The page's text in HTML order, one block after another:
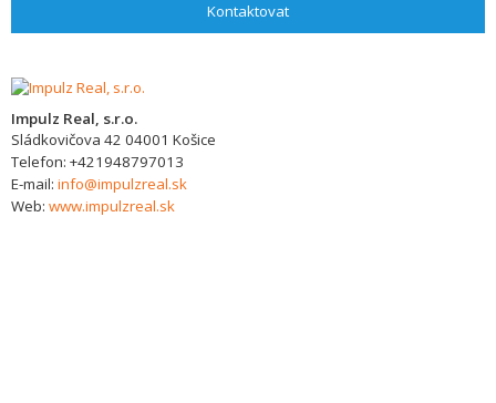
Kontaktovat
Impulz Real, s.r.o.
Sládkovičova 42 04001 Košice
Telefon: +421948797013
E-mail: info@impulzreal.sk
Web: www.impulzreal.sk